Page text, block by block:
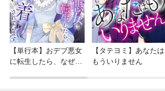
【単行本】おデブ悪女
に転生したら、なぜか
【タテヨミ】あなたは
もういりません